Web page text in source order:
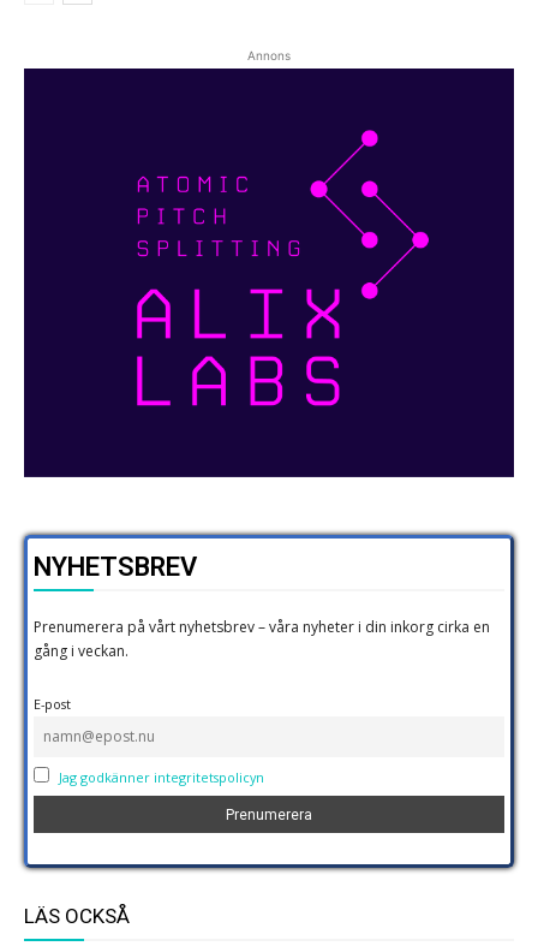
Annons
NYHETSBREV
Prenumerera på vårt nyhetsbrev – våra nyheter i din inkorg cirka en
gång i veckan.
E-post
Jag godkänner integritetspolicyn
LÄS OCKSÅ